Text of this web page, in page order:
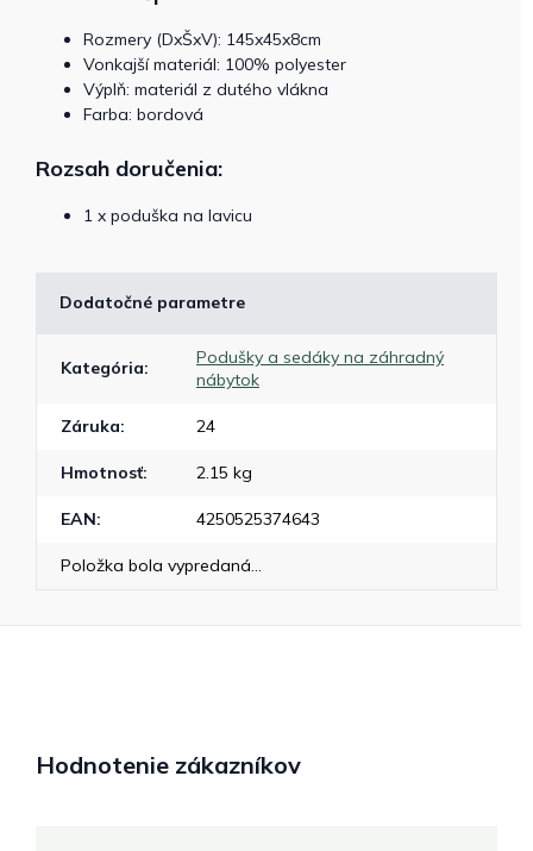
Rozmery (DxŠxV): 145x45x8cm
Vonkajší materiál: 100% polyester
Výplň: materiál z dutého vlákna
Farba: bordová
Rozsah doručenia:
1 x poduška na lavicu
Dodatočné parametre
Kategória:
Podušky a sedáky na záhradný
nábytok
Záruka: 24
Hmotnosť: 2.15 kg
EAN: 4250525374643
Položka bola vypredaná…
Hodnotenie zákazníkov